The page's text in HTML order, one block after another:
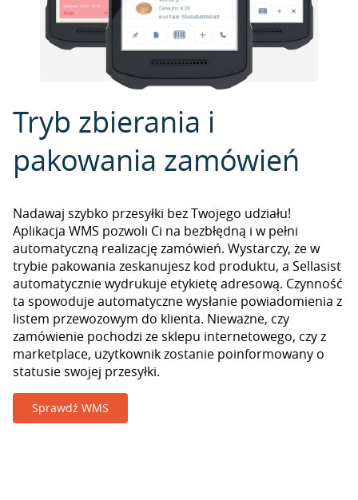
Tryb zbierania i
pakowania zamówień
Nadawaj szybko przesyłki bez Twojego udziału!
Aplikacja WMS pozwoli Ci na bezbłędną i w pełni
automatyczną realizację zamówień. Wystarczy, że w
trybie pakowania zeskanujesz kod produktu, a Sellasist
automatycznie wydrukuje etykietę adresową. Czynność
ta spowoduje automatyczne wysłanie powiadomienia z
listem przewozowym do klienta. Nieważne, czy
zamówienie pochodzi ze sklepu internetowego, czy z
marketplace, użytkownik zostanie poinformowany o
statusie swojej przesyłki.
Sprawdź WMS